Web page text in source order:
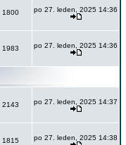
1800 po 27. leden, 2025 14:36
1983 po 27. leden, 2025 14:36
2143 po 27. leden, 2025 14:37
1815 po 27. leden, 2025 14:38